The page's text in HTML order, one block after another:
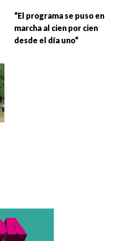
“El programa se puso en
marcha al cien por cien
desde el día uno“